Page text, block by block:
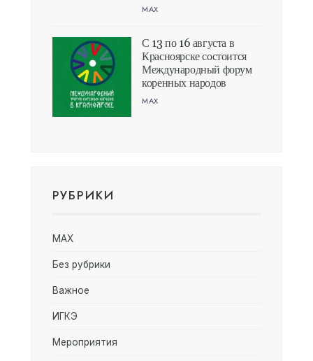
MAX
С 13 по 16 августа в
Красноярске состоится
Международный форум
коренных народов
MAX
РУБРИКИ
MAX
Без рубрики
Важное
ИГКЭ
Мероприятия